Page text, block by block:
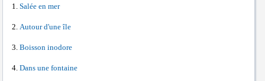
Salée en mer
Autour d'une île
Boisson inodore
Dans une fontaine